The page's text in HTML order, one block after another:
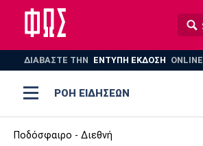
ΔΙΑΒΑΣΤΕ THN ΕΝΤΥΠΗ ΕΚΔΟΣΗ ONLINE
ΡΟΗ ΕΙΔΗΣΕΩΝ
ΠΟΔΟΣΦΑΙΡΟ
Ποδόσφαιρο
Ποδόσφαιρο - Διεθνή